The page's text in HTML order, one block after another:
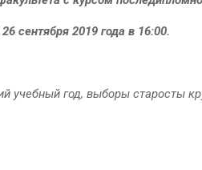
26 сентября 2019 года в 16:00.
учебный год, выборы старосты